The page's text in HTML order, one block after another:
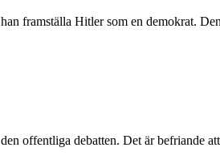
framställa Hitler som en demokrat.
offentliga debatten. Det är befriande